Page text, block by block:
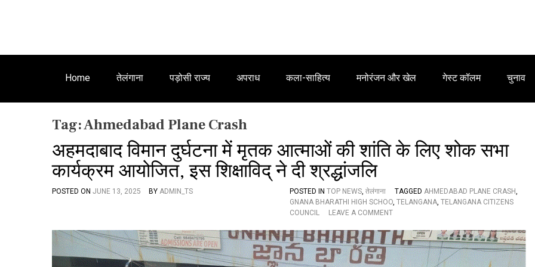
Home तेलंगाना पड़ोसी राज्य अपराध कला-साहित्य मनोरंजन और खेल गेस्ट कॉलम चुनाव
Tag:Ahmedabad Plane Crash
अहमदाबाद विमान दुर्घटना में मृतक आत्माओं की शांति के लिए शोक सभा
कार्यक्रम आयोजित, इस शिक्षाविद् ने दी श्रद्धांजलि
POSTED ON JUNE 13, 2025 BY ADMIN_TS POSTED IN TOP NEWS, तेलंगाना TAGGED AHMEDABAD PLANE CRASH,
GNANA BHARATHI HIGH SCHOO, TELANGANA, TELANGANA CITIZENS
COUNCIL
LEAVE A COMMENTO
अ
ह
म